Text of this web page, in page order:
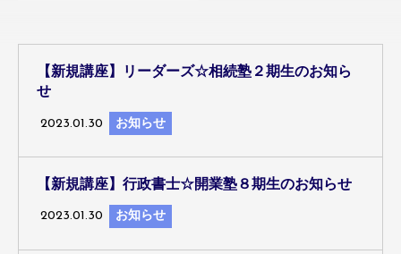
【新規講座】リーダーズ☆相続塾２期生のお知ら
せ
2023.01.30 お知らせ
【新規講座】行政書士☆開業塾８期生のお知らせ
2023.01.30 お知らせ